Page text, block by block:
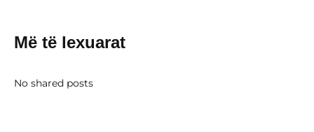
Më të lexuarat
No shared posts